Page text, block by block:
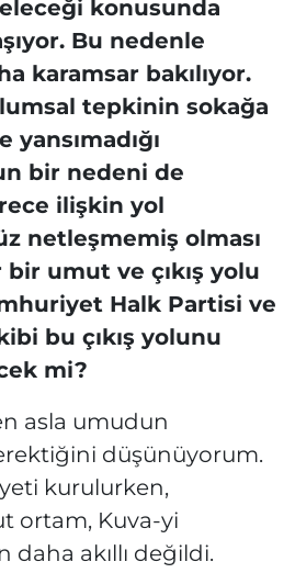
konusunda
Bu nedenle
karamsar bakılıyor.
tepkinin sokağa
bir nedeni de
ilişkin yol
netleşmemiş olması
umut ve çıkış yolu
Halk Partisi ve
bu çıkış yolunu
mi?
asla umudun
düşünüyorum.
kurulurken,
ortam, Kuva-yi
daha akıllı değildi.